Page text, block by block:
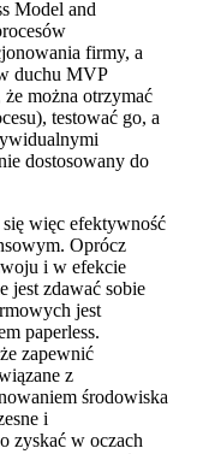
Model and
firmy, a
duchu MVP
można otrzymać
testować go, a
dostosowany do
więc efektywność
Oprócz
i w efekcie
jest zdawać sobie
jest
paperless.
zapewnić
z
środowiska
i
zyskać w oczach